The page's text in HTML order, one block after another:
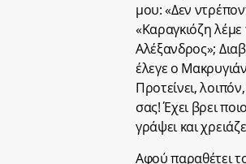
μου: «Δεν
«Καραγκιόζη
Αλέξανδρος»;
έλεγε ο
Προτείνει,
σας! Έχει βρει
γράψει και
Αφού παραθέτει